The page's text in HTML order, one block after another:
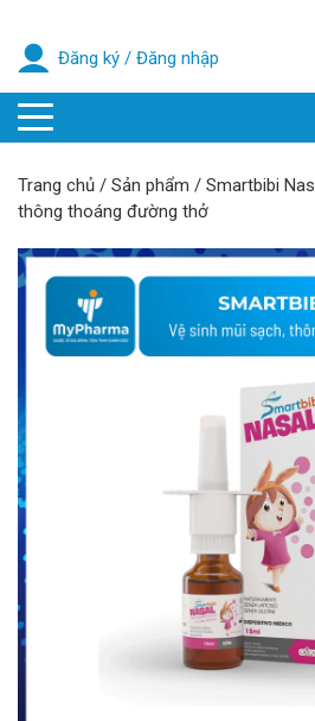
Đăng ký / Đăng nhập
Trang chủ / Sản phẩm / Smartbibi
thông thoáng đường thở